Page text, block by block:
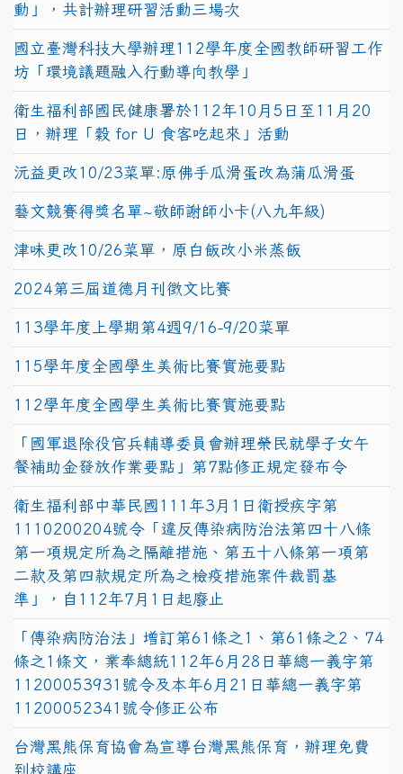
動」，共計辦理研習活動三場次
國立臺灣科技大學辦理112學年度全國教師研習工作
坊「環境議題融入行動導向教學」
衛生福利部國民健康署於112年10月5日至11月20
日，辦理「穀 for U 食客吃起來」活動
沅益更改10/23菜單:原佛手瓜滑蛋改為蒲瓜滑蛋
藝文競賽得獎名單~敬師謝師小卡(八九年級)
津味更改10/26菜單，原白飯改小米蒸飯
2024第三屆道德月刊徵文比賽
113學年度上學期第4週9/16-9/20菜單
115學年度全國學生美術比賽實施要點
112學年度全國學生美術比賽實施要點
「國軍退除役官兵輔導委員會辦理榮民就學子女午
餐補助金發放作業要點」第7點修正規定發布令
衛生福利部中華民國111年3月1日衛授疾字第
1110200204號令「違反傳染病防治法第四十八條
第一項規定所為之隔離措施、第五十八條第一項第
二款及第四款規定所為之檢疫措施案件裁罰基
準」，自112年7月1日起廢止
「傳染病防治法」增訂第61條之1、第61條之2、74
條之1條文，業奉總統112年6月28日華總一義字第
11200053931號令及本年6月21日華總一義字第
11200052341號令修正公布
台灣黑熊保育協會為宣導台灣黑熊保育，辦理免費
到校講座